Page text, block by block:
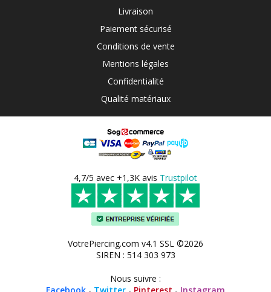
Livraison
Paiement sécurisé
Conditions de vente
Mentions légales
Confidentialité
Qualité matériaux
4,7/5 avec +1,3K avis Trustpilot
VotrePiercing.com v4.1 SSL ©2026
SIREN : 514 303 973
Nous suivre :